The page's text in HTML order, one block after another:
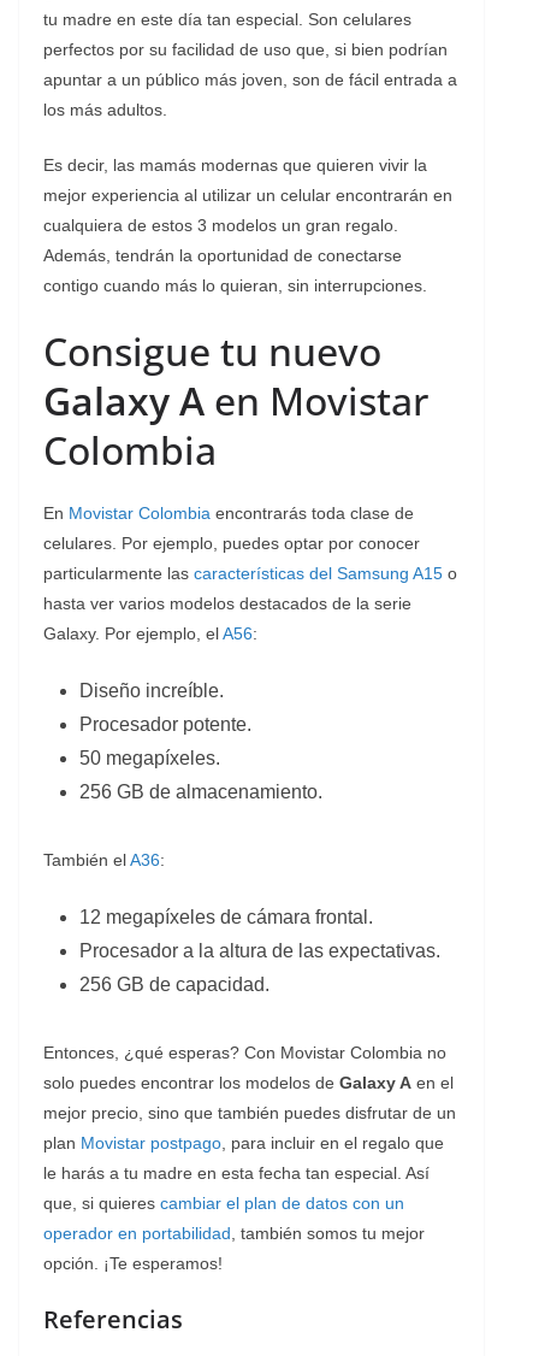
tu madre en este día tan especial. Son celulares
perfectos por su facilidad de uso que, si bien podrían
apuntar a un público más joven, son de fácil entrada a
los más adultos.
Es decir, las mamás modernas que quieren vivir la
mejor experiencia al utilizar un celular encontrarán en
cualquiera de estos 3 modelos un gran regalo.
Además, tendrán la oportunidad de conectarse
contigo cuando más lo quieran, sin interrupciones.
Consigue tu nuevo
Galaxy A en Movistar
Colombia
En Movistar Colombia encontrarás toda clase de
celulares. Por ejemplo, puedes optar por conocer
particularmente las características del Samsung A15 o
hasta ver varios modelos destacados de la serie
Galaxy. Por ejemplo, elA56:
Diseño increíble.
Procesador potente.
50 megapíxeles.
256 GB de almacenamiento.
También elA36:
12 megapíxeles de cámara frontal.
Procesador a la altura de las expectativas.
256 GB de capacidad.
Entonces, ¿qué esperas? Con Movistar Colombia no
solo puedes encontrar los modelos de Galaxy A en el
mejor precio, sino que también puedes disfrutar de un
plan Movistar postpago , para incluir en el regalo que
le harás a tu madre en esta fecha tan especial. Así
que, si quieres cambiar el plan de datos con un
operador en portabilidad , también somos tu mejor
opción. ¡Te esperamos!
Referencias